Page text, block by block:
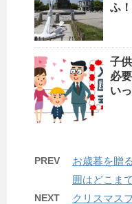
ふ
子
必
い
PREV
お歳暮を贈
囲はどこま
NEXT
クリスマス